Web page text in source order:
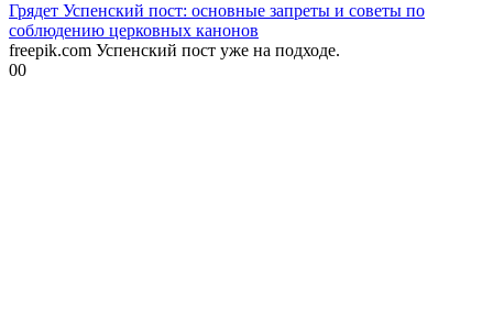
Грядет Успенский пост: основные запреты и советы по
соблюдению церковных канонов
freepik.com Успенский пост уже на подходе.
00